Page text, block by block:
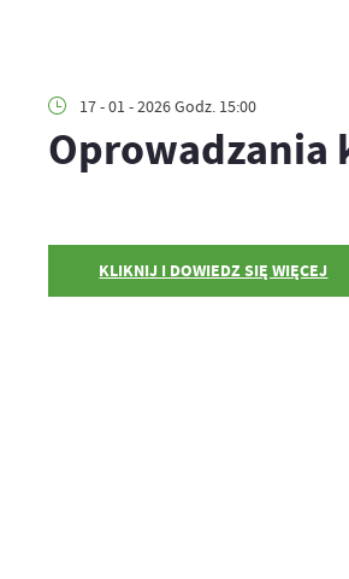
17 - 01 - 2026 Godz. 15:00
Oprowadzania
KLIKNIJ I DOWIEDZ SIĘ WIĘCEJ